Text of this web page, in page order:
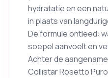
hydratatie en een
in plaats van
De formule ontleed:
soepel aanvoelt en
Achter de
Collistar Rosetto